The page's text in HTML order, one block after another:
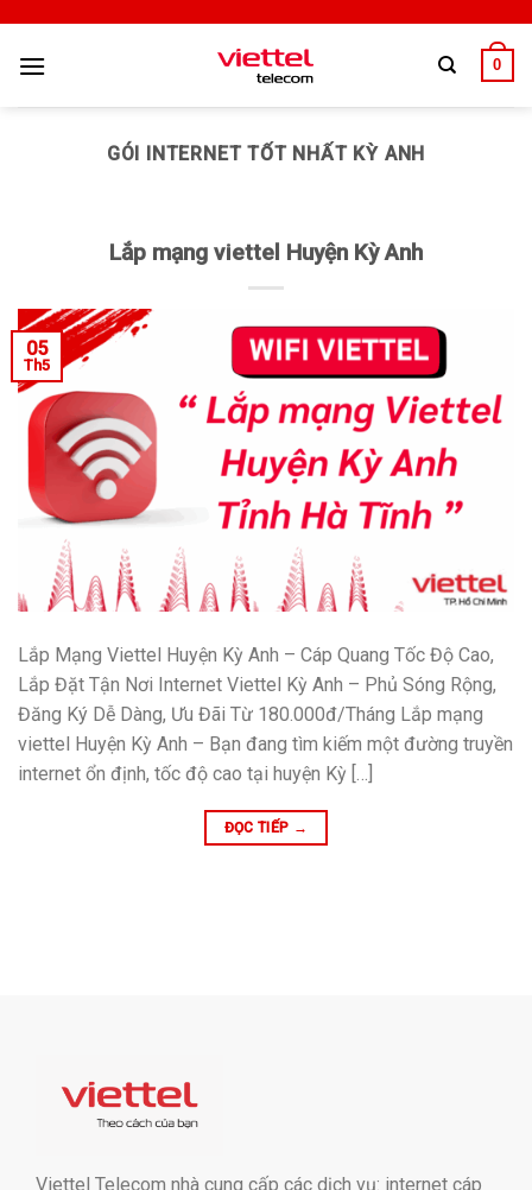
0
GÓI INTERNET TỐT NHẤT KỲ ANH
Lắp mạng viettel Huyện Kỳ Anh
05
Th5
Lắp Mạng Viettel Huyện Kỳ Anh – Cáp Quang Tốc Độ Cao,
Lắp Đặt Tận Nơi Internet Viettel Kỳ Anh – Phủ Sóng Rộng,
Đăng Ký Dễ Dàng, Ưu Đãi Từ 180.000đ/Tháng Lắp mạng
viettel Huyện Kỳ Anh – Bạn đang tìm kiếm một đường truyền
internet ổn định, tốc độ cao tại huyện Kỳ […]
ĐỌC TIẾP →
Viettel Telecom nhà cung cấp các dịch vụ: internet cáp